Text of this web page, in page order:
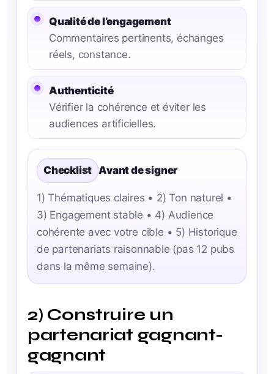
Qualité de l’engagement
Commentaires pertinents, échanges
réels, constance.
Authenticité
Vérifier la cohérence et éviter les
audiences artificielles.
Checklist Avant de signer
1) Thématiques claires • 2) Ton naturel •
3) Engagement stable • 4) Audience
cohérente avec votre cible • 5) Historique
de partenariats raisonnable (pas 12 pubs
dans la même semaine).
2) Construire un
partenariat gagnant-
gagnant